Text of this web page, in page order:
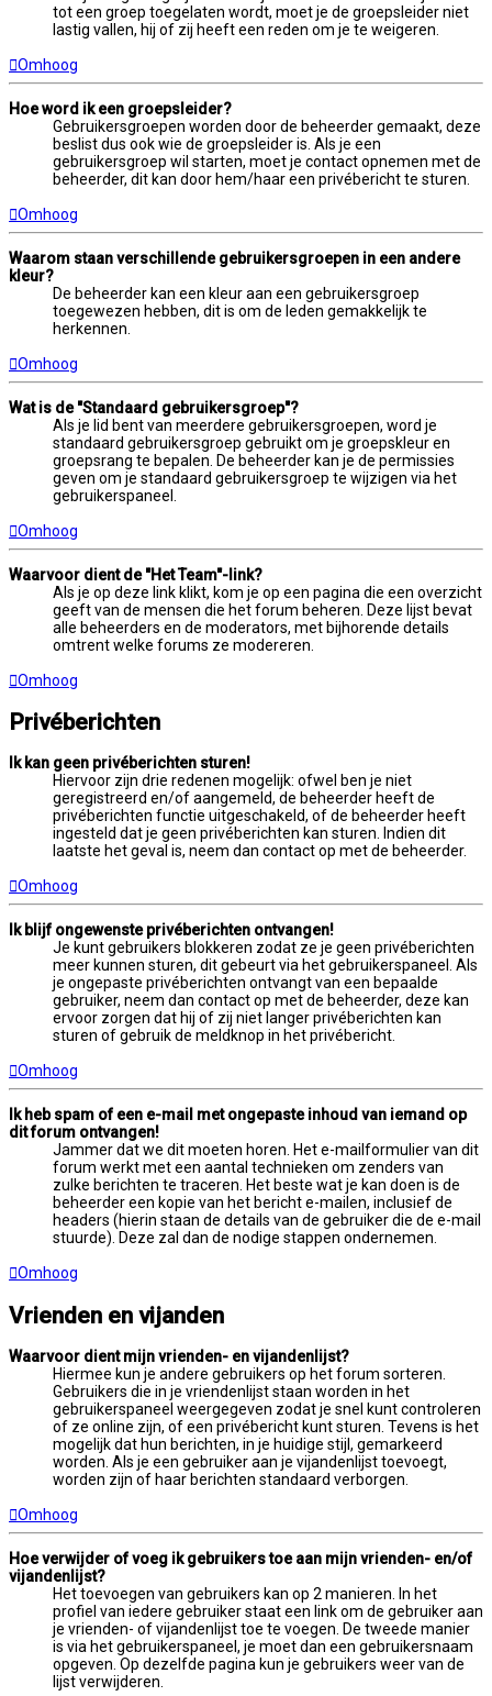
tot een groep toegelaten wordt, moet je de groepsleider niet
lastig vallen, hij of zij heeft een reden om je te weigeren.
Omhoog
Hoe word ik een groepsleider?
Gebruikersgroepen worden door de beheerder gemaakt, deze
beslist dus ook wie de groepsleider is. Als je een
gebruikersgroep wil starten, moet je contact opnemen met de
beheerder, dit kan door hem/haar een privébericht te sturen.
Omhoog
Waarom staan verschillende gebruikersgroepen in een andere
kleur?
De beheerder kan een kleur aan een gebruikersgroep
toegewezen hebben, dit is om de leden gemakkelijk te
herkennen.
Omhoog
Wat is de "Standaard gebruikersgroep"?
Als je lid bent van meerdere gebruikersgroepen, word je
standaard gebruikersgroep gebruikt om je groepskleur en
groepsrang te bepalen. De beheerder kan je de permissies
geven om je standaard gebruikersgroep te wijzigen via het
gebruikerspaneel.
Omhoog
Waarvoor dient de "Het Team"-link?
Als je op deze link klikt, kom je op een pagina die een overzicht
geeft van de mensen die het forum beheren. Deze lijst bevat
alle beheerders en de moderators, met bijhorende details
omtrent welke forums ze modereren.
Omhoog
Privéberichten
Ik kan geen privéberichten sturen!
Hiervoor zijn drie redenen mogelijk: ofwel ben je niet
geregistreerd en/of aangemeld, de beheerder heeft de
privéberichten functie uitgeschakeld, of de beheerder heeft
ingesteld dat je geen privéberichten kan sturen. Indien dit
laatste het geval is, neem dan contact op met de beheerder.
Omhoog
Ik blijf ongewenste privéberichten ontvangen!
Je kunt gebruikers blokkeren zodat ze je geen privéberichten
meer kunnen sturen, dit gebeurt via het gebruikerspaneel. Als
je ongepaste privéberichten ontvangt van een bepaalde
gebruiker, neem dan contact op met de beheerder, deze kan
ervoor zorgen dat hij of zij niet langer privéberichten kan
sturen of gebruik de meldknop in het privébericht.
Omhoog
Ik heb spam of een e-mail met ongepaste inhoud van iemand op
dit forum ontvangen!
Jammer dat we dit moeten horen. Het e-mailformulier van dit
forum werkt met een aantal technieken om zenders van
zulke berichten te traceren. Het beste wat je kan doen is de
beheerder een kopie van het bericht e-mailen, inclusief de
headers (hierin staan de details van de gebruiker die de e-mail
stuurde). Deze zal dan de nodige stappen ondernemen.
Omhoog
Vrienden en vijanden
Waarvoor dient mijn vrienden- en vijandenlijst?
Hiermee kun je andere gebruikers op het forum sorteren.
Gebruikers die in je vriendenlijst staan worden in het
gebruikerspaneel weergegeven zodat je snel kunt controleren
of ze online zijn, of een privébericht kunt sturen. Tevens is het
mogelijk dat hun berichten, in je huidige stijl, gemarkeerd
worden. Als je een gebruiker aan je vijandenlijst toevoegt,
worden zijn of haar berichten standaard verborgen.
Omhoog
Hoe verwijder of voeg ik gebruikers toe aan mijn vrienden- en/of
vijandenlijst?
Het toevoegen van gebruikers kan op 2 manieren. In het
profiel van iedere gebruiker staat een link om de gebruiker aan
je vrienden- of vijandenlijst toe te voegen. De tweede manier
is via het gebruikerspaneel, je moet dan een gebruikersnaam
opgeven. Op dezelfde pagina kun je gebruikers weer van de
lijst verwijderen.